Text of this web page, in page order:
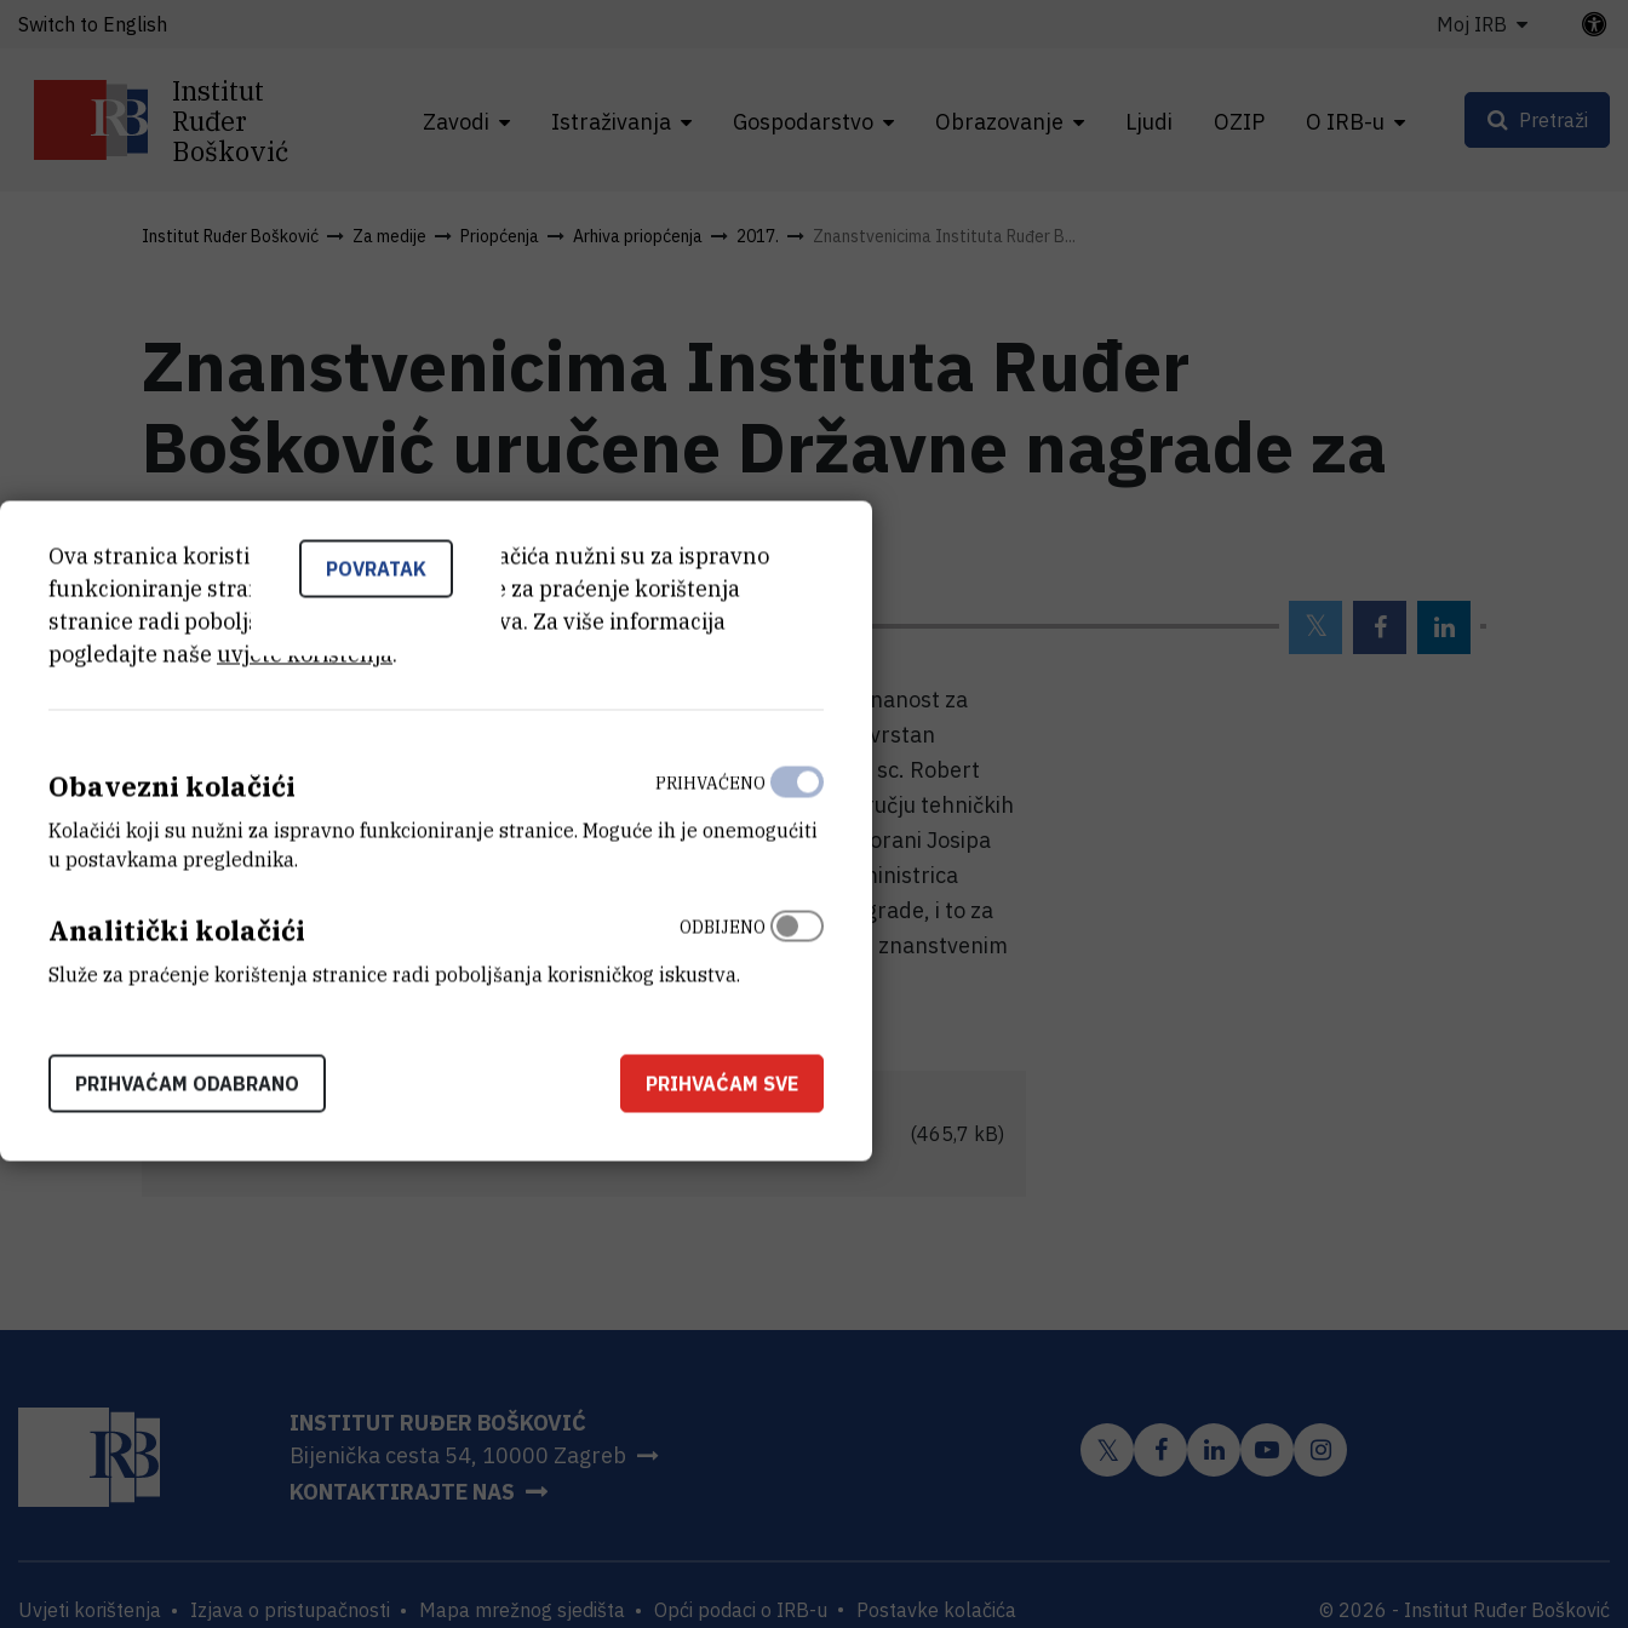
Institut
Ruđer
Bošković
Zavodi Istraživanja Gospodarstvo Obrazovanje Ljudi OZIP O IRB-u
Switch to English Moj IRB
Pretraži
Institut Ruđer Bošković Za medije Priopćenja Arhiva priopćenja 2017. Znanstvenicima Instituta Ruđer B...
Znanstvenicima Instituta Ruđer
Bošković uručene Državne nagrade za
znanost
14.12.2017.
U Hrvatskom saboru održano je svečano uručenje Državnih nagrada za znanost za
2016. godinu, a među dobitnicima ove prestižne nagrade i priznanja za izvrstan
znanstveni rad su i dva znanstvenika s Instituta Ruđer Bošković (IRB), dr. sc. Robert
Vianello, u području prirodnih znanosti, te prof. dr. sc. Karolj Skala u području tehničkih
znanosti. Godišnje nagrade dobitnicima su na prigodnom događanju u Dvorani Josipa
Šokčevića uručili predsjednik Hrvatskog Sabora Gordan Jandroković te ministrica
znanosti i obrazovanja prof. Blaženka Divjak, a uručene su ukupno 34 nagrade, i to za
životno djelo, znanost, popularizaciju i promidžbu znanosti, kao i nagrade znanstvenim
novacima.
PRIOPCENJE-Znanstvenicima-IRB-a-urucene-Drzavne-nagrade-za-
(465,7 kB)
INSTITUT RUĐER BOŠKOVIĆ
Bijenička cesta 54, 10000 Zagreb
KONTAKTIRAJTE NAS
Uvjeti korištenja Izjava o pristupačnosti Mapa mrežnog sjedišta Opći podaci o IRB-u Postavke kolačića © 2026 - Institut Ruđer Bošković
POVRATAK
Ova stranica koristi kolačiće. Neki od tih kolačića nužni su za ispravno
funkcioniranje stranice, dok se drugi koriste za praćenje korištenja
stranice radi poboljšanja korisničkog iskustva. Za više informacija
pogledajte naše uvjete korištenja.
Obavezni kolačići
Kolačići koji su nužni za ispravno funkcioniranje stranice. Moguće ih je onemogućiti
u postavkama preglednika.
PRIHVAĆENO
Analitički kolačići
Služe za praćenje korištenja stranice radi poboljšanja korisničkog iskustva.
ODBIJENO
PRIHVAĆAM ODABRANO PRIHVAĆAM SVE